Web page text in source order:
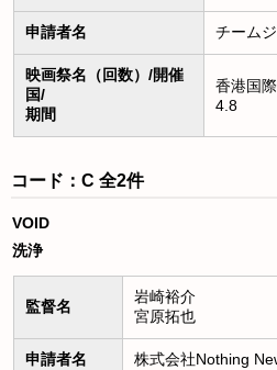
申請者名 チーム
映画祭名（回数）/開催
国/
期間
香港国
4.8
コード：C 全2件
VOID
洗浄
監督名
岩崎裕介
宮原拓也
申請者名 株式会社Nothing